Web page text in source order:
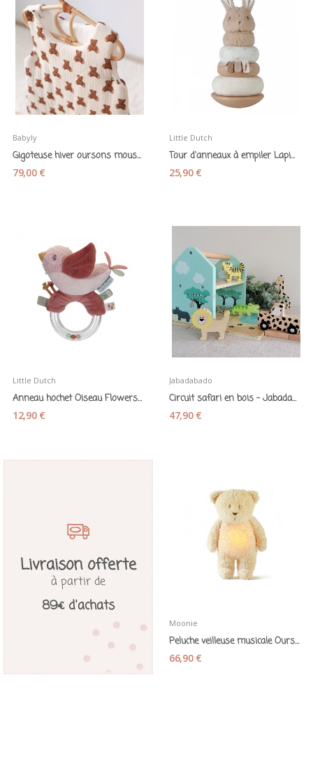
Babyly
Gigoteuse hiver oursons mousseline de coton...
79,00 €
Little Dutch
Tour d'anneaux à empiler Lapin Baby bunny -...
25,90 €
Little Dutch
Anneau hochet Oiseau Flowers & Butterflies -...
12,90 €
Jabadabado
Circuit safari en bois - Jabadabado
47,90 €
Livraison offerte
à partir de
89€ d'achats
Moonie
Peluche veilleuse musicale Ourson sable - Moonie
66,90 €